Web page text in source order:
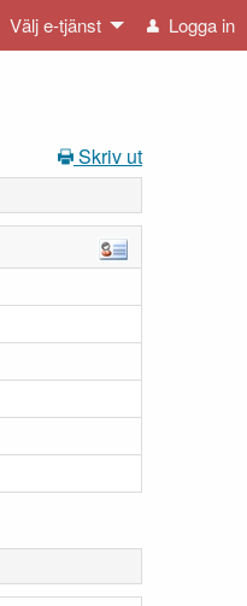
Välj e-tjänst Logga in
Skriv ut